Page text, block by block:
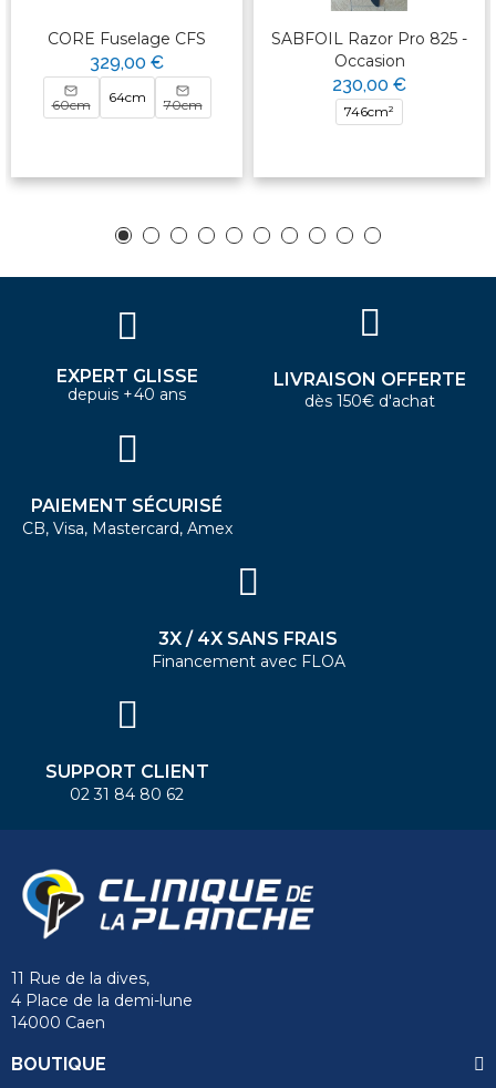
CORE Fuselage CFS
329,00 €
60cm 64cm 70cm
SABFOIL Razor Pro 825 -
Occasion
230,00 €
746cm²
EXPERT GLISSE
depuis +40 ans
LIVRAISON OFFERTE
dès 150€ d'achat
PAIEMENT SÉCURISÉ
CB, Visa, Mastercard, Amex
3X / 4X SANS FRAIS
Financement avec FLOA
SUPPORT CLIENT
02 31 84 80 62
11 Rue de la dives,
4 Place de la demi-lune
14000 Caen
BOUTIQUE